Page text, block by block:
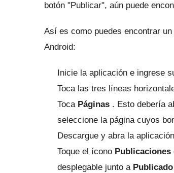
botón "Publicar", aún puede
Así es como puedes encontrar
Android:
Inicie la aplicación e ingrese
Toca las tres líneas
Toca Páginas . Esto debería
seleccione la página cuyos
Descargue y abra la
Toque el ícono
desplegable junto a Publicado